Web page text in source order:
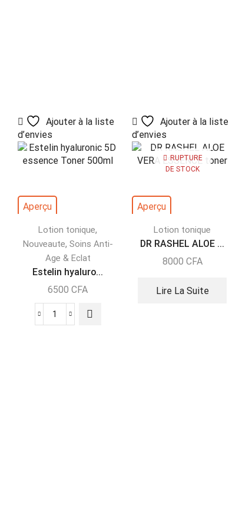
Ajouter à la liste
d’envies
Aperçu
Lotion tonique,
Nouveaute, Soins Anti-
Age & Eclat
Estelin hyaluro...
6500CFA
Ajouter à la liste
d’envies
RUPTURE
DE STOCK
Aperçu
Lotion tonique
DR RASHEL ALOE ...
8000 CFA
Lire La Suite